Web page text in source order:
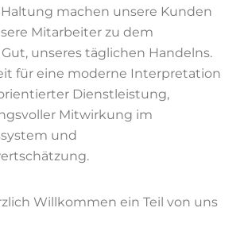
machen unsere Kunden
Mitarbeiter zu dem
unseres täglichen Handelns.
für eine moderne Interpretation
Dienstleistung,
Mitwirkung im
und
Willkommen ein Teil von uns